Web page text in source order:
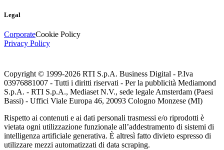
Legal
CorporateCookie Policy
Privacy Policy
Copyright © 1999-2026 RTI S.p.A. Business Digital - P.Iva
03976881007 - Tutti i diritti riservati - Per la pubblicità Mediamond
S.p.A. - RTI S.p.A., Mediaset N.V., sede legale Amsterdam (Paesi
Bassi) - Uffici Viale Europa 46, 20093 Cologno Monzese (MI)
Rispetto ai contenuti e ai dati personali trasmessi e/o riprodotti è
vietata ogni utilizzazione funzionale all’addestramento di sistemi di
intelligenza artificiale generativa. È altresì fatto divieto espresso di
utilizzare mezzi automatizzati di data scraping.